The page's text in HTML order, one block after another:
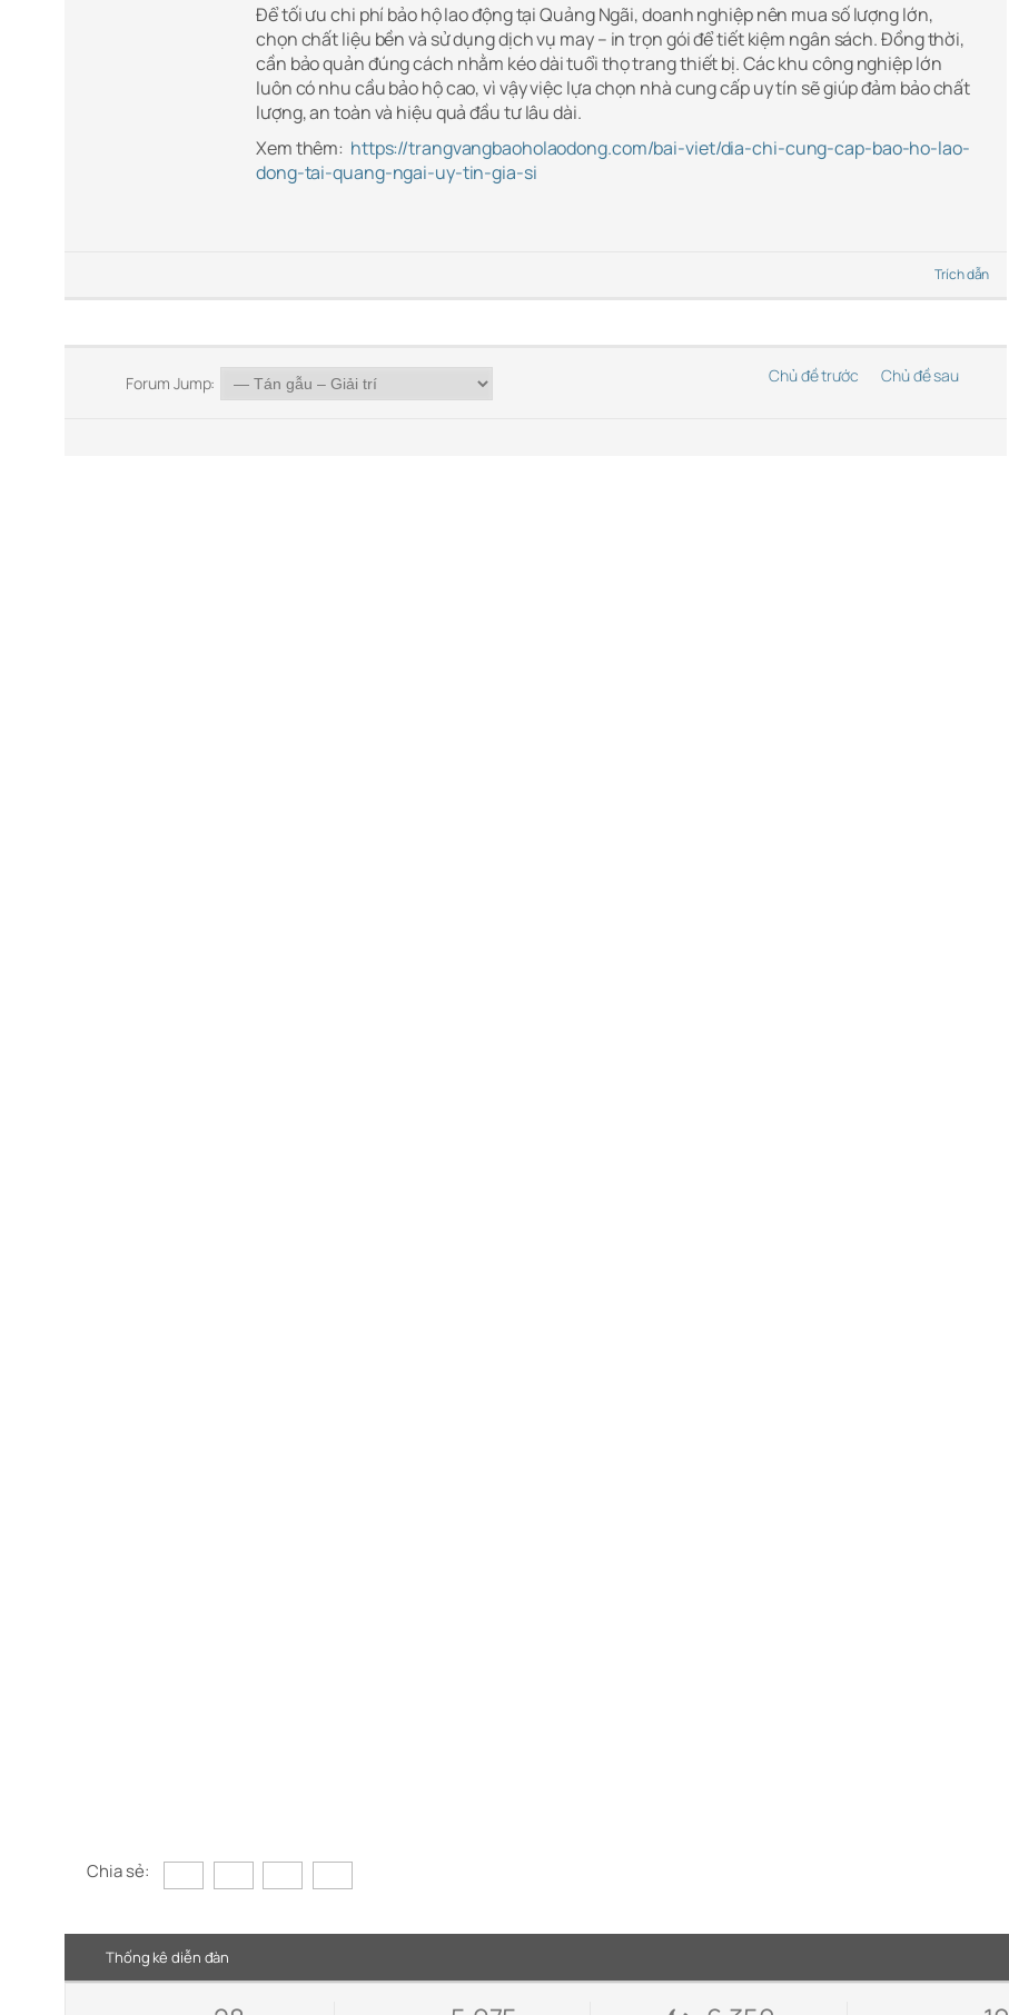
Để tối ưu chi phí bảo hộ lao động tại Quảng Ngãi, doanh nghiệp nên mua số lượng lớn,
chọn chất liệu bền và sử dụng dịch vụ may – in trọn gói để tiết kiệm ngân sách. Đồng thời,
cần bảo quản đúng cách nhằm kéo dài tuổi thọ trang thiết bị. Các khu công nghiệp lớn
luôn có nhu cầu bảo hộ cao, vì vậy việc lựa chọn nhà cung cấp uy tín sẽ giúp đảm bảo chất
lượng, an toàn và hiệu quả đầu tư lâu dài.
Xem thêm: https://trangvangbaoholaodong.com/bai-viet/dia-chi-cung-cap-bao-ho-lao-
dong-tai-quang-ngai-uy-tin-gia-si
Trích dẫn
Forum Jump: Chủ đề trước Chủ đề sau
Chia sẻ:
Thống kê diễn đàn